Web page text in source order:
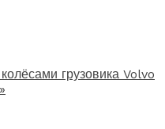
грузовика Volvo